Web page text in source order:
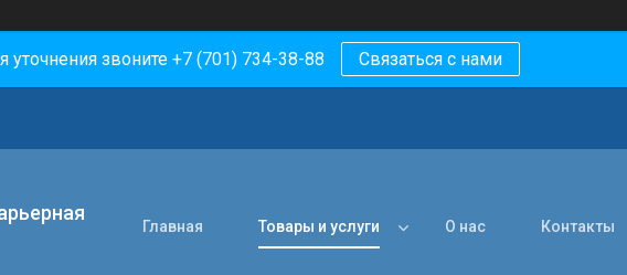
уточнения звоните +7 (701) 734-38-88 Связаться с нами
Главная Товары и услуги О нас Контакты